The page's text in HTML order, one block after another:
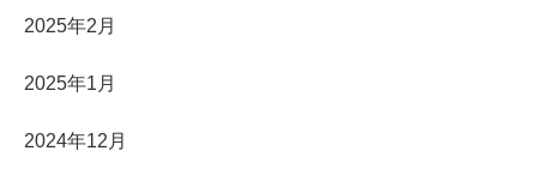
2025年2月
2025年1月
2024年12月